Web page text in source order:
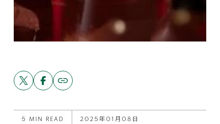
Share
this
post
X
Share
this
post
Facebook
Copy
link
to
5 MIN READ 2025年01月08日